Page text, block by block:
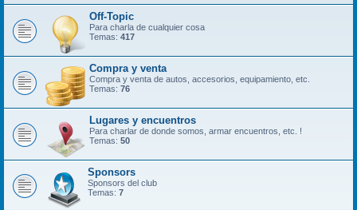
Off-Topic
Para charla de cualquier cosa
Temas: 417
Compra y venta
Compra y venta de autos, accesorios, equipamiento, etc.
Temas: 76
Lugares y encuentros
Para charlar de donde somos, armar encuentros, etc. !
Temas: 50
Sponsors
Sponsors del club
Temas: 7